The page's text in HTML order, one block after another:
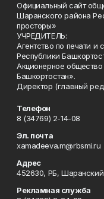
Официальный сайт
Шаранского района
просторы»
УЧРЕДИТЕЛЬ:
Агентство по печати
Республики
Акционерное
Башкортостан».
Директор (главный
Телефон
8 (34769) 2-14-08
Эл. почта
xamadeeva.m@rbsmi.ru
Адрес
452630, РБ, Шаранский
Рекламная служба